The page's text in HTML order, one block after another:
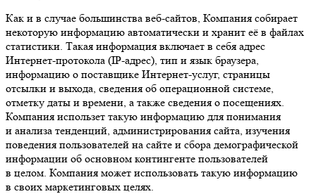
Как и в случае большинства веб-сайтов, Компания собирает
некоторую информацию автоматически и хранит её в файлах
статистики. Такая информация включает в себя адрес
Интернет-протокола (IP-адрес), тип и язык браузера,
информацию о поставщике Интернет-услуг, страницы
отсылки и выхода, сведения об операционной системе,
отметку даты и времени, а также сведения о посещениях.
Компания использет такую информацию для понимания
и анализа тенденций, администрирования сайта, изучения
поведения пользователей на сайте и сбора демографической
информации об основном контингенте пользователей
в целом. Компания может использовать такую информацию
в своих маркетинговых целях.